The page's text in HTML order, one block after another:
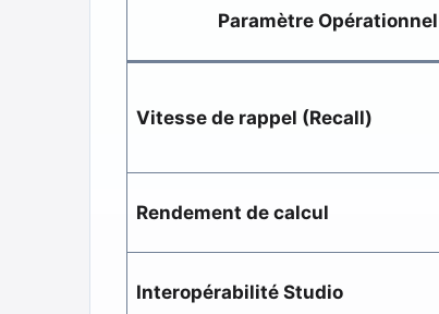
Paramètre Opérationnel
Vitesse de rappel (Recall)
Rendement de calcul
Interopérabilité Studio